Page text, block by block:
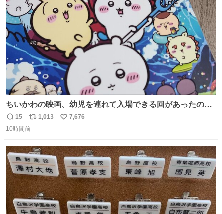
数
ちいかわの映画、幼児を連れて入場できる回があったので
子どもを連れて観てきたんですけど、セイレーンの登場シ
ーンで場内のベビーが一斉に泣き出してたのがとてもよい
返
信
15
リ
ポ
ト
数
1,013
い
数
7,676
10時間前